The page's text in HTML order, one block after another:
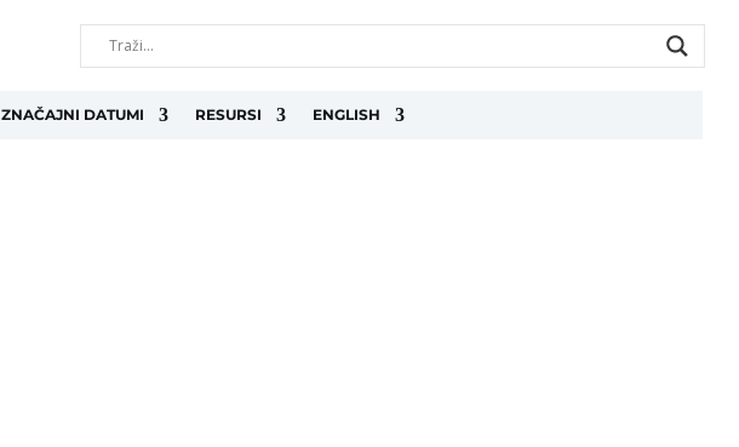
ZNAČAJNI DATUMI RESURSI ENGLISH